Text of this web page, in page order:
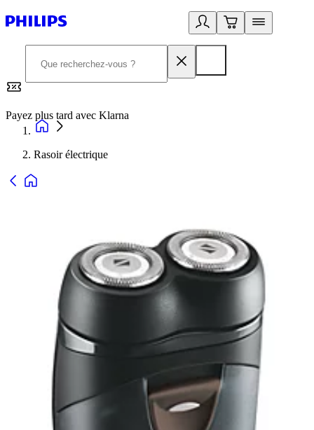
Payez plus tard avec Klarna
Rasoir électrique